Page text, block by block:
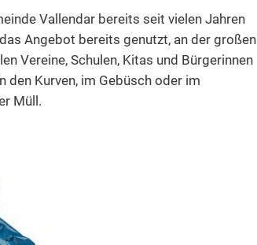
Infoveranstaltung
historischer Stadtkern
Vallendar bereits seit vielen Jahren
Angebot bereits genutzt, an der großen
Vereine, Schulen, Kitas und Bürgerinnen
den Kurven, im Gebüsch oder im
Müll.